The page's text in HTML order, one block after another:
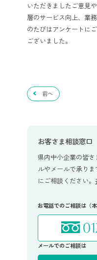
いただきましたご意見
層のサービス向上、業
のたびはアンケートに
ございました。
前へ
お客さま相談窓口
県内中小企業の皆
ルやメールで承り
にご相談ください。
お電話でのご相談は（本
メールでのご相談は